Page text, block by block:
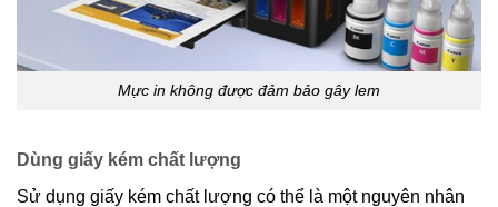
Mực in không được đảm bảo gây lem
Dùng giấy kém chất lượng
Sử dụng giấy kém chất lượng có thể là một nguyên nhân